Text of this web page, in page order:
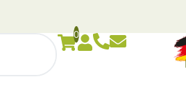
0
Warenkorb
Konto